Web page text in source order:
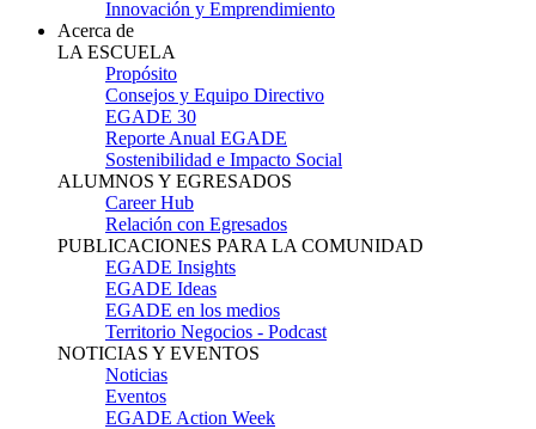
Innovación y Emprendimiento
Acerca de
LA ESCUELA
Propósito
Consejos y Equipo Directivo
EGADE 30
Reporte Anual EGADE
Sostenibilidad e Impacto Social
ALUMNOS Y EGRESADOS
Career Hub
Relación con Egresados
PUBLICACIONES PARA LA COMUNIDAD
EGADE Insights
EGADE Ideas
EGADE en los medios
Territorio Negocios - Podcast
NOTICIAS Y EVENTOS
Noticias
Eventos
EGADE Action Week